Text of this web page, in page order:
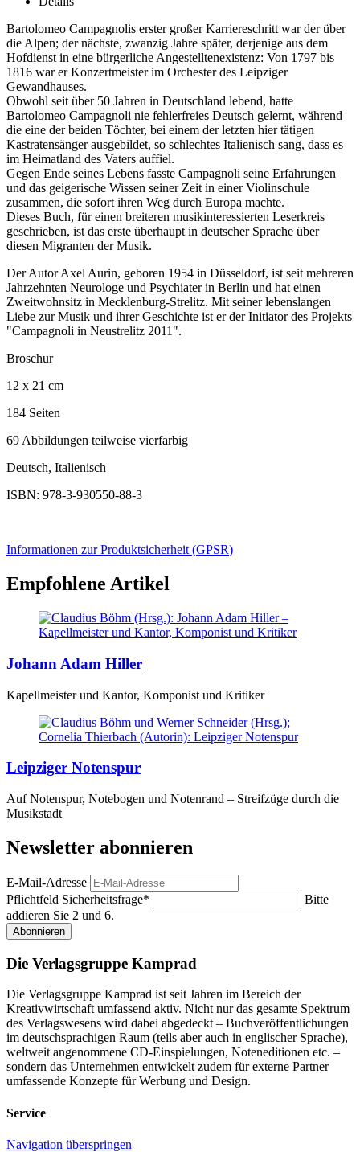
Bartolomeo Campagnolis erster großer Karriereschritt war der über
die Alpen; der nächste, zwanzig Jahre später, derjenige aus dem
Hofdienst in eine bürgerliche Angestelltenexistenz: Von 1797 bis
1816 war er Konzertmeister im Orchester des Leipziger
Gewandhauses.
Obwohl seit über 50 Jahren in Deutschland lebend, hatte
Bartolomeo Campagnoli nie fehlerfreies Deutsch gelernt, während
die eine der beiden Töchter, bei einem der letzten hier tätigen
Kastratensänger ausgebildet, so schlechtes Italienisch sang, dass es
im Heimatland des Vaters auffiel.
Gegen Ende seines Lebens fasste Campagnoli seine Erfahrungen
und das geigerische Wissen seiner Zeit in einer Violinschule
zusammen, die sofort ihren Weg durch Europa machte.
Dieses Buch, für einen breiteren musikinteressierten Leserkreis
geschrieben, ist das erste überhaupt in deutscher Sprache über
diesen Migranten der Musik.
Der Autor Axel Aurin, geboren 1954 in Düsseldorf, ist seit mehreren
Jahrzehnten Neurologe und Psychiater in Berlin und hat einen
Zweitwohnsitz in Mecklenburg-Strelitz. Mit seiner lebenslangen
Liebe zur Musik und ihrer Geschichte ist er der Initiator des Projekts
"Campagnoli in Neustrelitz 2011".
Broschur
12 x 21 cm
184 Seiten
69 Abbildungen teilweise vierfarbig
Deutsch, Italienisch
ISBN: 978-3-930550-88-3
Informationen zur Produktsicherheit (GPSR)
Empfohlene Artikel
Johann Adam Hiller
Kapellmeister und Kantor, Komponist und Kritiker
Leipziger Notenspur
Auf Notenspur, Notebogen und Notenrand – Streifzüge durch die
Musikstadt
Newsletter abonnieren
E-Mail-Adresse
Pflichtfeld Sicherheitsfrage*
Bitte
addieren Sie 2 und 6.
Abonnieren
Die Verlagsgruppe Kamprad
Die Verlagsgruppe Kamprad ist seit Jahren im Bereich der
Kreativwirtschaft umfassend aktiv. Nicht nur das gesamte Spektrum
des Verlagswesens wird dabei abgedeckt – Buchveröffentlichungen
im deutschsprachigen Raum (teils aber auch in englischer Sprache),
weltweit angenommene CD-Einspielungen, Noteneditionen etc. –
sondern das Unternehmen entwickelt zudem für externe Partner
umfassende Konzepte für Werbung und Design.
Service
Navigation überspringen